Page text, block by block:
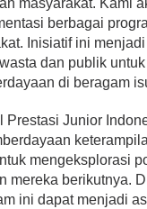
masyarakat. Kami
berbagai
Inisiatif ini
dan publik
di beragam
Junior
mengeksplorasi
mereka berikutnya.
ini dapat menjadi